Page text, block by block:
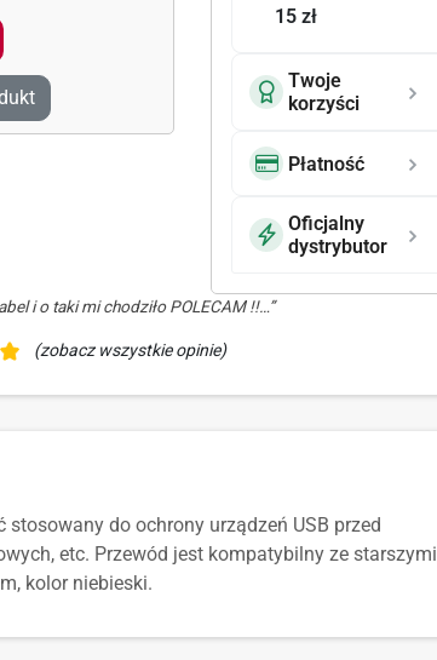
15 zł
Twoje
korzyści
Płatność
Oficjalny
dystrybutor
i o taki mi chodziło POLECAM !!…”
(zobacz wszystkie opinie)
do ochrony urządzeń USB przed
etc. Przewód jest kompatybilny ze starszymi
kolor niebieski.